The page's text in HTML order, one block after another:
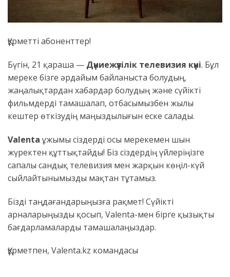
Құрметті абоненттер!
Бүгін, 21 қараша — Дүниежүзілік телевизия күні. Бұл
мереке бізге әрдайым байланыста болудың,
жаңалықтардан хабардар болудың және сүйікті
фильмдерді тамашалап, отбасымызбен жылы
кештер өткізудің маңыздылығын еске салады.
Valenta ұжымы сіздерді осы мерекемен шын
жүректен құттықтайды! Біз сіздердің үйлеріңізге
сапалы сандық телевизия мен жарқын көңіл-күй
сыйлайтынымызды мақтан тұтамыз.
Бізді таңдағандарыңызға рақмет! Сүйікті
арналарыңызды қосып, Valenta-мен бірге қызықты
бағдарламаларды тамашалаңыздар.
Құрметпен, Valenta.kz командасы